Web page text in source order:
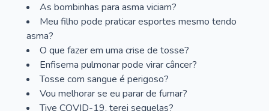
As bombinhas para asma viciam?
Meu filho pode praticar esportes mesmo tendo
asma?
O que fazer em uma crise de tosse?
Enfisema pulmonar pode virar câncer?
Tosse com sangue é perigoso?
Vou melhorar se eu parar de fumar?
Tive COVID-19, terei sequelas?